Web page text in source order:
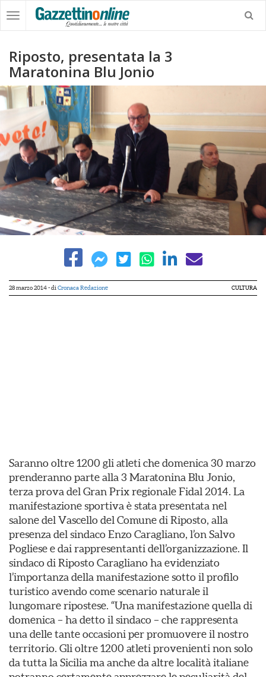
Riposto, presentata la 3
Maratonina Blu Jonio
28 marzo 2014- di Cronaca Redazione CULTURA
Saranno oltre 1200 gli atleti che domenica 30 marzo
prenderanno parte alla 3 Maratonina Blu Jonio,
terza prova del Gran Prix regionale Fidal 2014. La
manifestazione sportiva è stata presentata nel
salone del Vascello del Comune di Riposto, alla
presenza del sindaco Enzo Caragliano, l’on Salvo
Pogliese e dai rappresentanti dell’organizzazione. Il
sindaco di Riposto Caragliano ha evidenziato
l’importanza della manifestazione sotto il profilo
turistico avendo come scenario naturale il
lungomare ripostese. “Una manifestazione quella di
domenica – ha detto il sindaco – che rappresenta
una delle tante occasioni per promuovere il nostro
territorio. Gli oltre 1200 atleti provenienti non solo
da tutta la Sicilia ma anche da altre località italiane